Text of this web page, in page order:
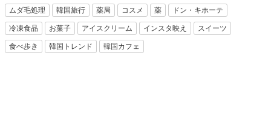
ムダ毛処理 韓国旅行 薬局 コスメ 薬 ドン・キホーテ
冷凍食品 お菓子 アイスクリーム インスタ映え スイーツ
食べ歩き 韓国トレンド 韓国カフェ